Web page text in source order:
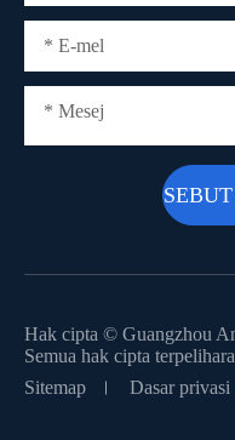
Hak cipta © Guangzhou
Semua hak cipta
Sitemap
Dasar privasi